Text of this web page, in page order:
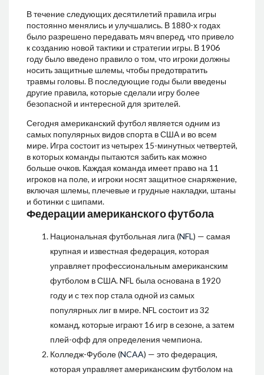
В течение следующих десятилетий правила игры
постоянно менялись и улучшались. В 1880-х годах
было разрешено передавать мяч вперед, что привело
к созданию новой тактики и стратегии игры. В 1906
году было введено правило о том, что игроки должны
носить защитные шлемы, чтобы предотвратить
травмы головы. В последующие годы были введены
другие правила, которые сделали игру более
безопасной и интересной для зрителей.
Сегодня американский футбол является одним из
самых популярных видов спорта в США и во всем
мире. Игра состоит из четырех 15-минутных четвертей,
в которых команды пытаются забить как можно
больше очков. Каждая команда имеет право на 11
игроков на поле, и игроки носят защитное снаряжение,
включая шлемы, плечевые и грудные накладки, штаны
и ботинки с шипами.
Федерации американского футбола
Национальная футбольная лига (NFL) — самая
крупная и известная федерация, которая
управляет профессиональным американским
футболом в США. NFL была основана в 1920
году и с тех пор стала одной из самых
популярных лиг в мире. NFL состоит из 32
команд, которые играют 16 игр в сезоне, а затем
плей-офф для определения чемпиона.
Колледж-Фуболе (NCAA) — это федерация,
которая управляет американским футболом на